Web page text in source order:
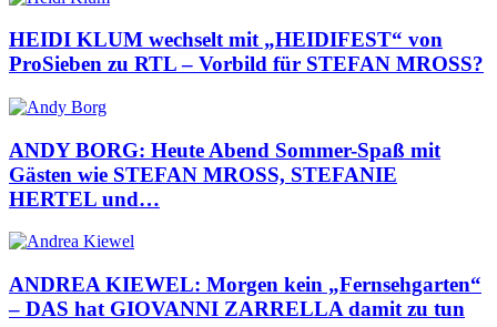
HEIDI KLUM wechselt mit „HEIDIFEST“ von
ProSieben zu RTL – Vorbild für STEFAN MROSS?
ANDY BORG: Heute Abend Sommer-Spaß mit
Gästen wie STEFAN MROSS, STEFANIE
HERTEL und…
ANDREA KIEWEL: Morgen kein „Fernsehgarten“
– DAS hat GIOVANNI ZARRELLA damit zu tun